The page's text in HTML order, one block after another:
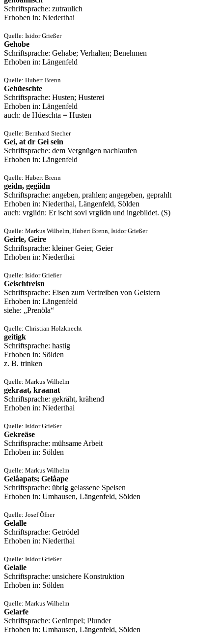
Schriftsprache: zutraulich
Erhoben in: Niederthai
Quelle: Isidor Grießer
Gehobe
Schriftsprache: Gehabe; Verhalten; Benehmen
Erhoben in: Längenfeld
Quelle: Hubert Brenn
Gehüeschte
Schriftsprache: Husten; Husterei
Erhoben in: Längenfeld
auch: de Hüeschta = Husten
Quelle: Bernhard Stecher
Gei, at dr Gei sein
Schriftsprache: dem Vergnügen nachlaufen
Erhoben in: Längenfeld
Quelle: Hubert Brenn
geidn, gegiidn
Schriftsprache: angeben, prahlen; angegeben, geprahlt
Erhoben in: Niederthai, Längenfeld, Sölden
auch: vrgiidn: Er ischt sovl vrgiidn und ingebildet. (S)
Quelle: Markus Wilhelm, Hubert Brenn, Isidor Grießer
Geirle, Geire
Schriftsprache: kleiner Geier, Geier
Erhoben in: Niederthai
Quelle: Isidor Grießer
Geischtreisn
Schriftsprache: Eisen zum Vertreiben von Geistern
Erhoben in: Längenfeld
siehe: „Prenöla“
Quelle: Christian Holzknecht
geitigk
Schriftsprache: hastig
Erhoben in: Sölden
z. B. trinken
Quelle: Markus Wilhelm
gekraat, kraanat
Schriftsprache: gekräht, krähend
Erhoben in: Niederthai
Quelle: Isidor Grießer
Gekreäse
Schriftsprache: mühsame Arbeit
Erhoben in: Sölden
Quelle: Markus Wilhelm
Gelåapats; Gelåape
Schriftsprache: übrig gelassene Speisen
Erhoben in: Umhausen, Längenfeld, Sölden
Quelle: Josef Öfner
Gelalle
Schriftsprache: Getrödel
Erhoben in: Niederthai
Quelle: Isidor Grießer
Gelalle
Schriftsprache: unsichere Konstruktion
Erhoben in: Sölden
Quelle: Markus Wilhelm
Gelarfe
Schriftsprache: Gerümpel; Plunder
Erhoben in: Umhausen, Längenfeld, Sölden